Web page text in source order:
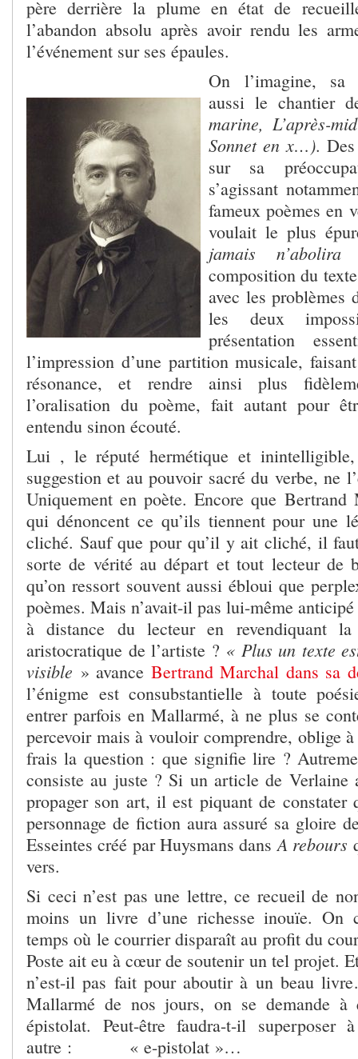
père derrière la plume en état de
l’abandon absolu après avoir rendu les
l’événement sur ses épaules.
On l’imagine, sa
aussi le chantier
marine, L’après-
Sonnet en x…).
sur sa
s’agissant
fameux poèmes en
voulait le plus
jamais
composition du
avec les problèmes
les deux
présentation
l’impression d’une partition musicale,
résonance, et rendre ainsi plus
l’oralisation du poème, fait autant pour
entendu sinon écouté.
Lui , le réputé hermétique et
suggestion et au pouvoir sacré du verbe, ne
Uniquement en poète. Encore que
qui dénoncent ce qu’ils tiennent pour une
cliché. Sauf que pour qu’il y ait cliché, il
sorte de vérité au départ et tout lecteur de
qu’on ressort souvent aussi ébloui que
poèmes. Mais n’avait-il pas lui-même
à distance du lecteur en revendiquant
aristocratique de l’artiste ? « Plus un texte
visible » avance Bertrand Marchal dans sa
l’énigme est consubstantielle à toute
entrer parfois en Mallarmé, à ne plus se
percevoir mais à vouloir comprendre, oblige
frais la question : que signifie lire ?
consiste au juste ? Si un article de Verlaine
propager son art, il est piquant de constater
personnage de fiction aura assuré sa gloire
Esseintes créé par Huysmans dansA rebours
vers.
Si ceci n’est pas une lettre, ce recueil de
moins un livre d’une richesse inouïe. On
temps où le courrier disparaît au profit du
Poste ait eu à cœur de soutenir un tel projet.
n’est-il pas fait pour aboutir à un beau
Mallarmé de nos jours, on se demande à
épistolat. Peut-être faudra-t-il superposer
autre : « e-pistolat »…